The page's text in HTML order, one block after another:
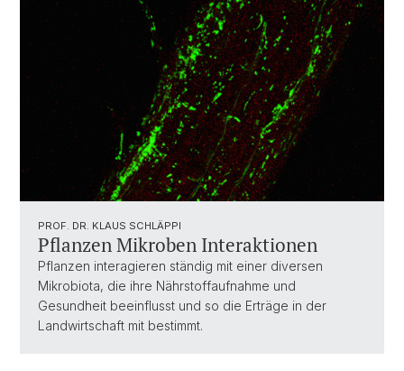
PROF. DR. KLAUS SCHLÄPPI
Pflanzen Mikroben Interaktionen
Pflanzen interagieren ständig mit einer diversen
Mikrobiota, die ihre Nährstoffaufnahme und
Gesundheit beeinflusst und so die Erträge in der
Landwirtschaft mit bestimmt.